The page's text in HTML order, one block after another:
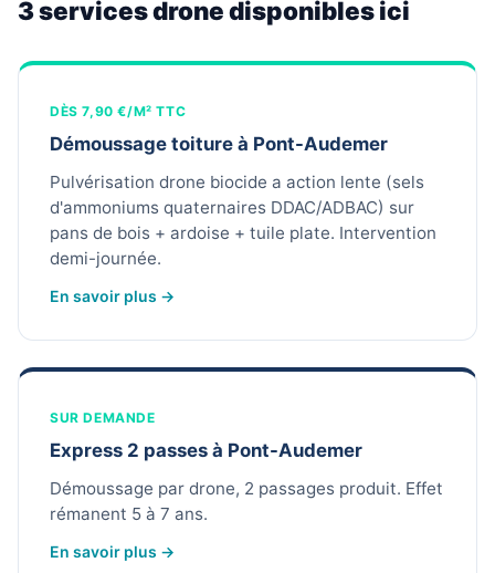
3 services drone disponibles ici
DÈS 7,90 €/M² TTC
Démoussage toiture à Pont-Audemer
Pulvérisation drone biocide a action lente (sels
d'ammoniums quaternaires DDAC/ADBAC) sur
pans de bois + ardoise + tuile plate. Intervention
demi-journée.
En savoir plus →
SUR DEMANDE
Express 2 passes à Pont-Audemer
Démoussage par drone, 2 passages produit. Effet
rémanent 5 à 7 ans.
En savoir plus →